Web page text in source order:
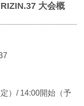
大会概
）/ 14:00開始（予